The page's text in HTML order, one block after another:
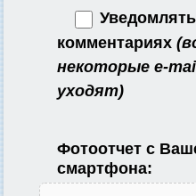
комментариях
некоторые e-
уходят)
Фотоотчет с
смартфона: